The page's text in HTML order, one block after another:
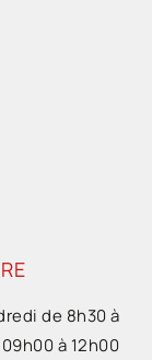
de 8h30 à
à 12h00